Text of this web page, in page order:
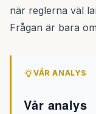
när reglerna väl
Frågan är bara
VÅR ANALYS
Vår analys